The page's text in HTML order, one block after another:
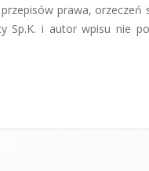
prawa, orzeczeń
Sp.K. i autor wpisu nie